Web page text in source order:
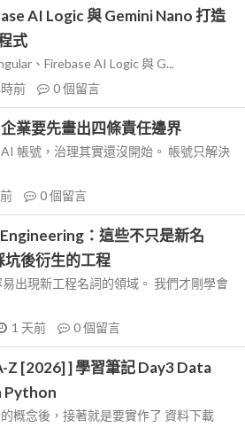
AI Logic 與 Gemini Nano 打造
式
、Firebase AI Logic 與 G...
前 0個留言
業要先畫出四條責任邊界
帳號，治理其實還沒開始。 帳號只解決
0個留言
：這些不只是新名
後衍生的工程
出現新工程名詞的領域。 我們才剛學會
1 天前 0個留言
Z [2026] ] 學習筆記 Day3 Data
Python
概念後，接著就是要實作了 資料下載